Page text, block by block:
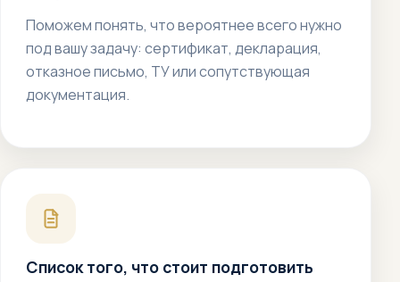
Поможем понять, что вероятнее всего нужно
под вашу задачу: сертификат, декларация,
отказное письмо, ТУ или сопутствующая
документация.
Список того, что стоит подготовить